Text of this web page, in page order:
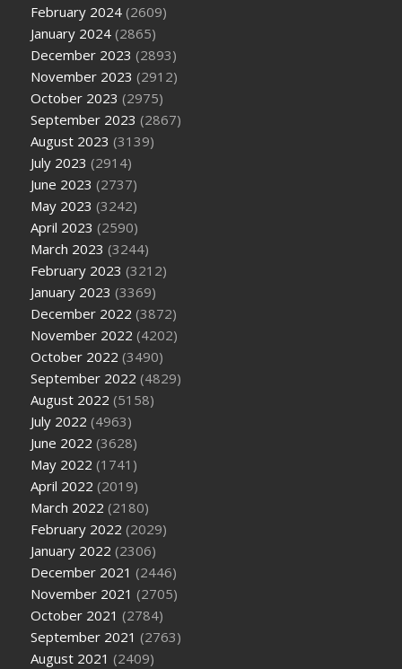
February 2024 (2609)
January 2024 (2865)
December 2023 (2893)
November 2023 (2912)
October 2023 (2975)
September 2023 (2867)
August 2023 (3139)
July 2023 (2914)
June 2023 (2737)
May 2023 (3242)
April 2023 (2590)
March 2023 (3244)
February 2023 (3212)
January 2023 (3369)
December 2022 (3872)
November 2022 (4202)
October 2022 (3490)
September 2022 (4829)
August 2022 (5158)
July 2022 (4963)
June 2022 (3628)
May 2022 (1741)
April 2022 (2019)
March 2022 (2180)
February 2022 (2029)
January 2022 (2306)
December 2021 (2446)
November 2021 (2705)
October 2021 (2784)
September 2021 (2763)
August 2021 (2409)